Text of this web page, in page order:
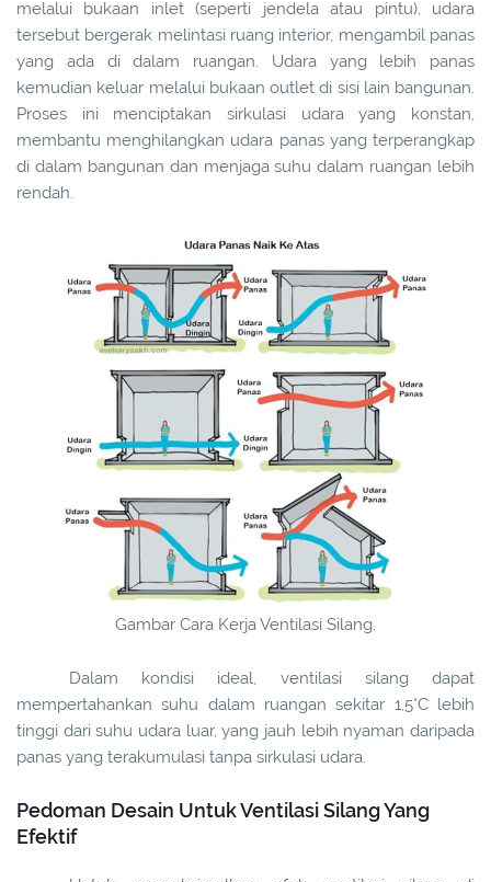
melalui bukaan inlet (seperti jendela atau pintu), udara
tersebut bergerak melintasi ruang interior, mengambil panas
yang ada di dalam ruangan. Udara yang lebih panas
kemudian keluar melalui bukaan outlet di sisi lain bangunan.
Proses ini menciptakan sirkulasi udara yang konstan,
membantu menghilangkan udara panas yang terperangkap
di dalam bangunan dan menjaga suhu dalam ruangan lebih
rendah.
Gambar Cara Kerja Ventilasi Silang.
Dalam kondisi ideal, ventilasi silang dapat
mempertahankan suhu dalam ruangan sekitar 1,5°C lebih
tinggi dari suhu udara luar, yang jauh lebih nyaman daripada
panas yang terakumulasi tanpa sirkulasi udara.
Pedoman Desain Untuk Ventilasi Silang Yang
Efektif